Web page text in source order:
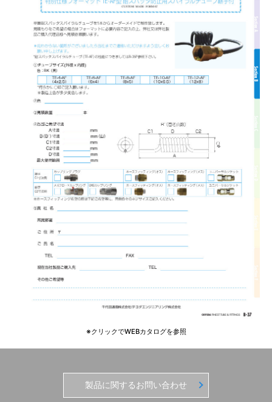
※クリックでWEBカタログを参照
製品に関するお問い合わせ